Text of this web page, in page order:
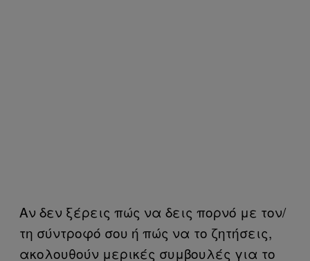
Αν δεν ξέρεις πώς να δεις πορνό με τον/
τη σύντροφό σου ή πώς να το ζητήσεις,
ακολουθούν μερικές συμβουλές για το